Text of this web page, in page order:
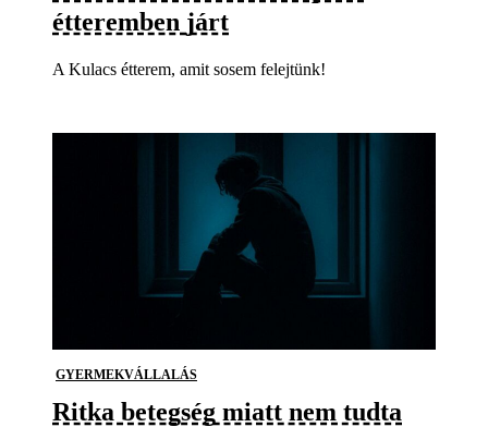
étteremben járt
A Kulacs étterem, amit sosem felejtünk!
GYERMEKVÁLLALÁS
Ritka betegség miatt nem tudta